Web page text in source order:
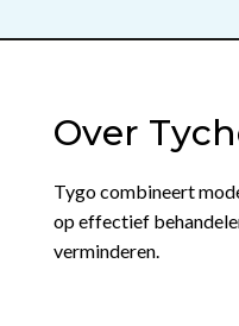
Over
Tygo combineert
op effectief
verminderen.